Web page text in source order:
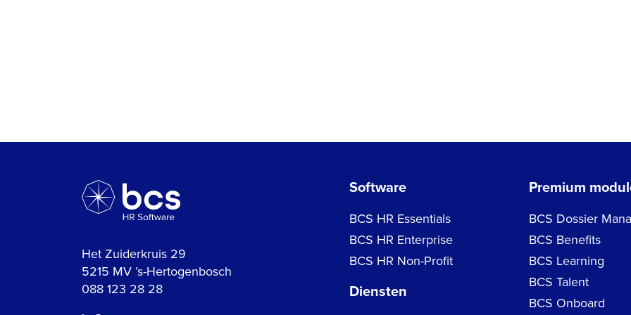
Het Zuiderkruis 29
5215 MV ’s-Hertogenbosch
088 123 28 28
Software
BCS HR Essentials
BCS HR Enterprise
BCS HR Non-Profit
Diensten
Premium
BCS Dossier
BCS Benefits
BCS Learning
BCS Talent
BCS Onboard